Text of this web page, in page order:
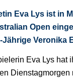
Eva Lys ist in
Open
Veronika
Eva Lys hat